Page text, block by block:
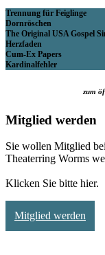
Trennung für Feiglinge
Dornröschen
The Original USA Gospel
Herzfaden
Cum-Ex Papers
Kardinalfehler
zum
Mitglied werden
Sie wollen Mitglied
Theaterring Worms
Klicken Sie bitte hier.
Mitglied werden